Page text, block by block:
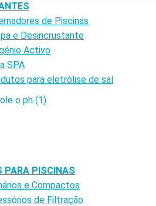
de Piscinas
e Desincrustante
Activo
SPA
para eletrólise de sal
PARA PISCINAS
e Compactos
de Filtração